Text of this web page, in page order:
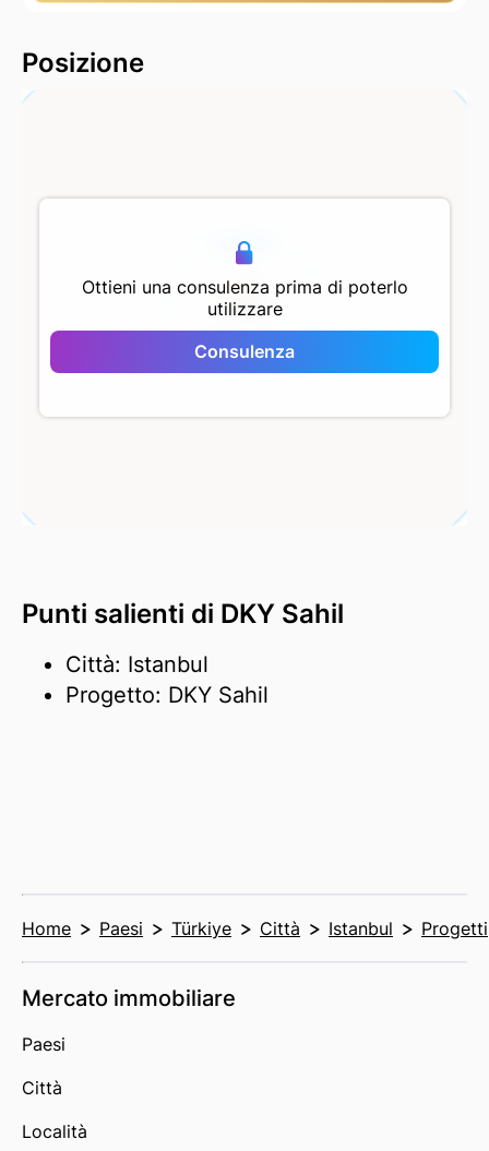
Posizione
Ottieni una consulenza prima di poterlo
utilizzare
Consulenza
DKY Sahil
500 m
Punti salienti di DKY Sahil
Città: Istanbul
Progetto: DKY Sahil
Home Paesi Türkiye Città Istanbul Progetti
Mercato immobiliare
Paesi
Città
Località